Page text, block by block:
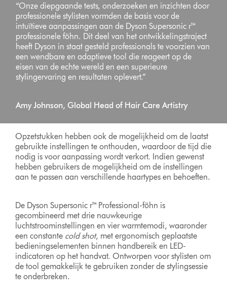
“Onze diepgaande tests, onderzoeken en inzichten door
professionele stylisten vormden de basis voor de
intuïtieve aanpassingen aan de Dyson Supersonic r™
professionele föhn. Dit deel van het ontwikkelingstraject
heeft Dyson in staat gesteld professionals te voorzien van
een wendbare en adaptieve tool die reageert op de
eisen van de echte wereld en een superieure
stylingervaring en resultaten oplevert.”
Amy Johnson, Global Head of Hair Care Artistry
Opzetstukken hebben ook de mogelijkheid om de laatst
gebruikte instellingen te onthouden, waardoor de tijd die
nodig is voor aanpassing wordt verkort. Indien gewenst
hebben gebruikers de mogelijkheid om de instellingen
aan te passen aan verschillende haartypes en behoeften.
De Dyson Supersonic r™ Professional-föhn is
gecombineerd met drie nauwkeurige
luchtstroominstellingen en vier warmtemodi, waaronder
een constante cold shot, met ergonomisch geplaatste
bedieningselementen binnen handbereik en LED-
indicatoren op het handvat. Ontworpen voor stylisten om
de tool gemakkelijk te gebruiken zonder de stylingsessie
te onderbreken.